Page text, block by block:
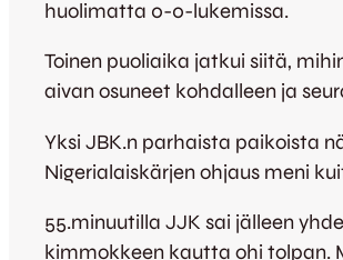
huolimatta 0-0-lukemissa.
Toinen puoliaika jatkui siitä,
aivan osuneet kohdalleen ja
Yksi JBK.n parhaista paikoista
Nigerialaiskärjen ohjaus meni
55.minuutilla JJK sai jälleen
kimmokkeen kautta ohi tolpan.